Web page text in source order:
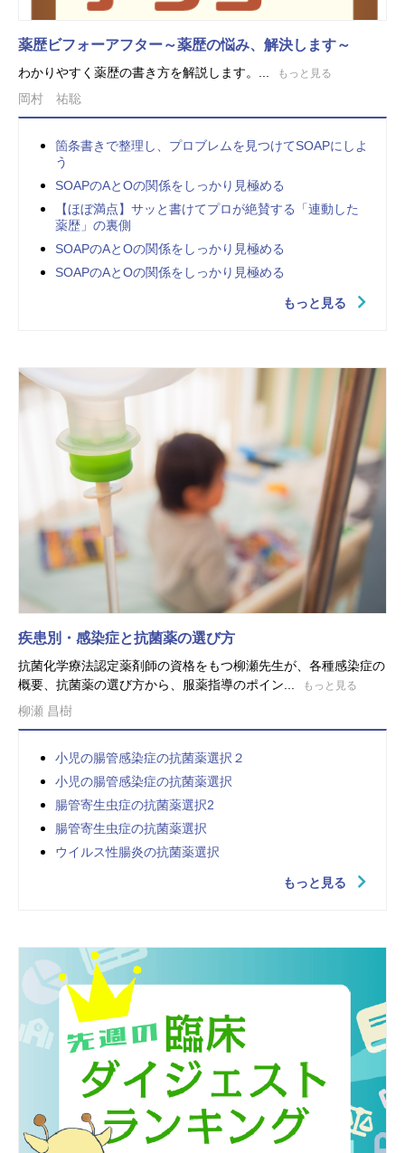
薬歴ビフォーアフター～薬歴の悩み、解決します～
わかりやすく薬歴の書き方を解説します。... もっと見る
岡村 祐聡
箇条書きで整理し、プロブレムを見つけてSOAPにしよ
う
SOAPのAとOの関係をしっかり見極める
【ほぼ満点】サッと書けてプロが絶賛する「連動した
薬歴」の裏側
SOAPのAとOの関係をしっかり見極める
SOAPのAとOの関係をしっかり見極める
もっと見る
疾患別・感染症と抗菌薬の選び方
抗菌化学療法認定薬剤師の資格をもつ柳瀬先生が、各種感染症の
概要、抗菌薬の選び方から、服薬指導のポイン...
もっと見る
柳瀬 昌樹
小児の腸管感染症の抗菌薬選択２
小児の腸管感染症の抗菌薬選択
腸管寄生虫症の抗菌薬選択2
腸管寄生虫症の抗菌薬選択
ウイルス性腸炎の抗菌薬選択
もっと見る